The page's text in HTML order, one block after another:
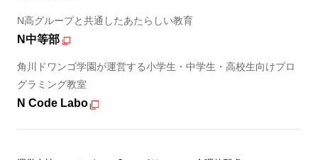
N高グループと共通したあたらしい教育
N中等部
角川ドワンゴ学園が運営する小学生・中学生・高校生向けプロ
グラミング教室
N Code Labo